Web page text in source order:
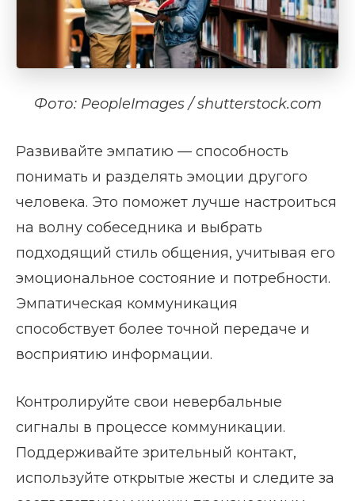
Фото: PeopleImages / shutterstock.com
Развивайте эмпатию — способность
понимать и разделять эмоции другого
человека. Это поможет лучше настроиться
на волну собеседника и выбрать
подходящий стиль общения, учитывая его
эмоциональное состояние и потребности.
Эмпатическая коммуникация
способствует более точной передаче и
восприятию информации.
Контролируйте свои невербальные
сигналы в процессе коммуникации.
Поддерживайте зрительный контакт,
используйте открытые жесты и следите за